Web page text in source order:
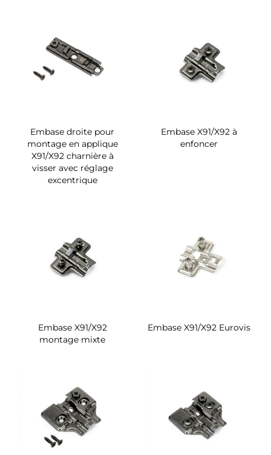
Embase droite pour
montage en applique
X91/X92 charnière à
visser avec réglage
excentrique
Embase X91/X92 à
enfoncer
Embase X91/X92
montage mixte
Embase X91/X92 Eurovis